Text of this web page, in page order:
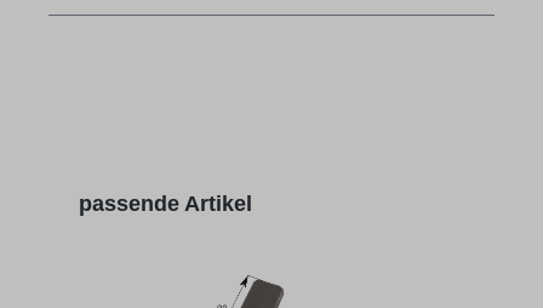
Produktgalerie überspringen
passende Artikel